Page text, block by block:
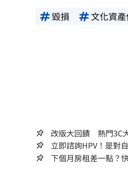
毀損 文化資
改版大回饋 熱門3C
立即諮詢HPV！是對
下個月房租差一點？